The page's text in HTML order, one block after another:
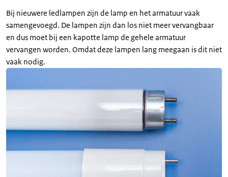
Bij nieuwere ledlampen zijn de lamp en het armatuur vaak
samengevoegd. De lampen zijn dan los niet meer vervangbaar
en dus moet bij een kapotte lamp de gehele armatuur
vervangen worden. Omdat deze lampen lang meegaan is dit niet
vaak nodig.